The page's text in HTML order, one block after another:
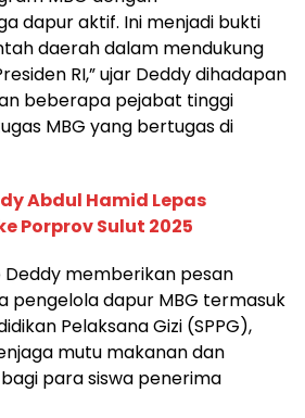
dapur aktif. Ini menjadi bukti
daerah dalam mendukung
RI,” ujar Deddy dihadapan
beberapa pejabat tinggi
MBG yang bertugas di
Abdul Hamid Lepas
Porprov Sulut 2025
Deddy memberikan pesan
pengelola dapur MBG termasuk
Pelaksana Gizi (SPPG),
mutu makanan dan
para siswa penerima